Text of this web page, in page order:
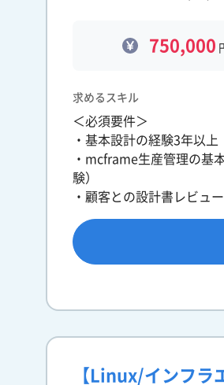
750,000
求めるスキル
＜必須要件＞
・基本設計の経験3年以上
・mcframe生産管理の基
験）
・顧客との設計書レビュ
【Linux/インフラ